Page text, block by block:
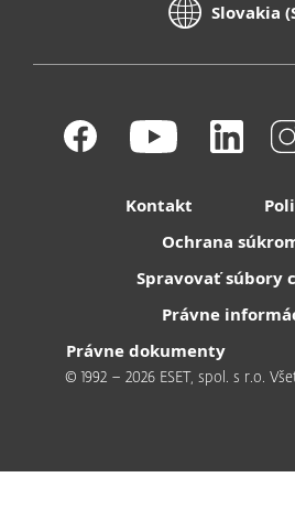
Slovakia
Kontakt
Ochrana
Spravovať súbory
Právne
Právne dokumenty
© 1992 – 2026 ESET, spol. s r.o.